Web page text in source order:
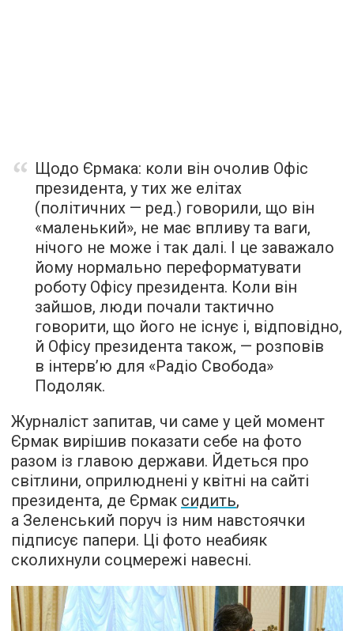
Щодо Єрмака: коли він очолив Офіс
президента, у тих же елітах
(політичних — ред.) говорили, що він
«маленький», не має впливу та ваги,
нічого не може і так далі. І це заважало
йому нормально переформатувати
роботу Офісу президента. Коли він
зайшов, люди почали тактично
говорити, що його не існує і, відповідно,
й Офісу президента також, — розповів
в інтерв’ю для «Радіо Свобода»
Подоляк.
Журналіст запитав, чи саме у цей момент
Єрмак вирішив показати себе на фото
разом із главою держави. Йдеться про
світлини, оприлюднені у квітні на сайті
президента, де Єрмак сидить,
а Зеленський поруч із ним навстоячки
підписує папери. Ці фото неабияк
сколихнули соцмережі навесні.